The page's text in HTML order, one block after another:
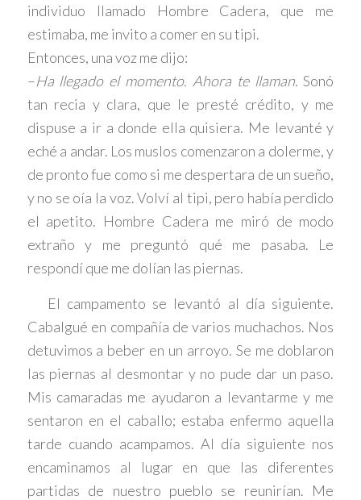
individuo llamado Hombre Cadera, que me
estimaba, me invito a comer en su tipi.
Entonces, una voz me dijo:
–Ha llegado el momento. Ahora te llaman. Sonó
tan recia y clara, que le presté crédito, y me
dispuse a ir a donde ella quisiera. Me levanté y
eché a andar. Los muslos comenzaron a dolerme, y
de pronto fue como si me despertara de un sueño,
y no se oía la voz. Volví al tipi, pero había perdido
el apetito. Hombre Cadera me miró de modo
extraño y me preguntó qué me pasaba. Le
respondí que me dolían las piernas.
El campamento se levantó al día siguiente.
Cabalgué en compañía de varios muchachos. Nos
detuvimos a beber en un arroyo. Se me doblaron
las piernas al desmontar y no pude dar un paso.
Mis camaradas me ayudaron a levantarme y me
sentaron en el caballo; estaba enfermo aquella
tarde cuando acampamos. Al día siguiente nos
encaminamos al lugar en que las diferentes
partidas de nuestro pueblo se reunirían. Me